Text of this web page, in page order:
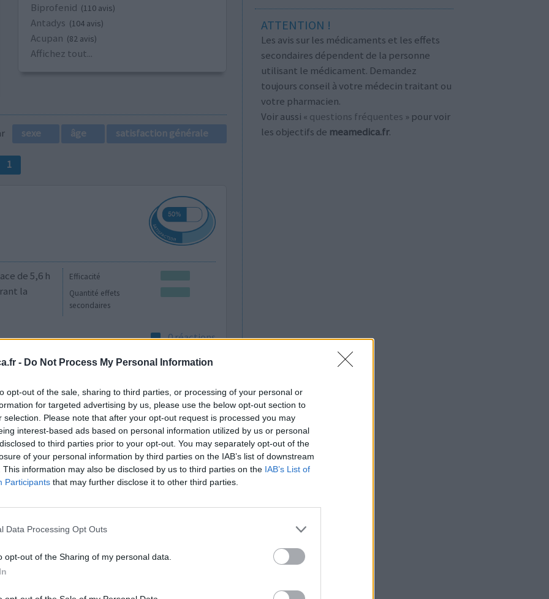
- Do Not Process My Personal Information
opt-out of the sale, sharing to third parties, or processing of your personal or
for targeted advertising by us, please use the below opt-out section to
selection. Please note that after your opt-out request is processed you may
interest-based ads based on personal information utilized by us or personal
to third parties prior to your opt-out. You may separately opt-out of the
of your personal information by third parties on the IAB’s list of downstream
This information may also be disclosed by us to third parties on the IAB’s List of
Participants that may further disclose it to other third parties.
Data Processing Opt Outs
opt-out of the Sharing of my personal data.
Biprofenid (110 avis)
Antadys (104 avis)
Acupan (82 avis)
Affichez tout...
sexe âge satisfaction générale
1
Efficacité
Quantité effets
secondaires
de 5,6 h
la
0 réactions
Efficacité
Quantité effets
je
le
après avoir pris le médicament, sans
ma part sa a été une amplif
ATTENTION !
Les avis sur les médicaments et les effets
secondaires dépendent de la personne
utilisant le médicament. Demandez
toujours conseil à votre médecin traitant ou
votre pharmacien.
Voir aussi « questions fréquentes » pour voir
les objectifs de meamedica.fr.